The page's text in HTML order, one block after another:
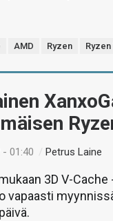
AMD Ryzen Ryzen
- 01:40 /Petrus Laine
3D V-
vapaasti